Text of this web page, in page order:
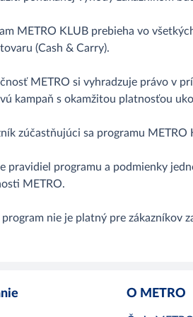
METRO KLUB prebieha vo
(Cash & Carry).
METRO si vyhradzuje právo v
kampaň s okamžitou platnosťou
zúčastňujúci sa programu
pravidiel programu a podmienky
METRO.
program nie je platný pre zákazníkov
O METRO